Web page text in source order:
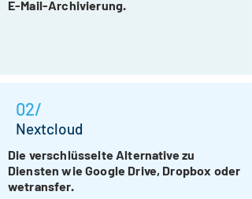
E-Mail-Archivierung.
02/
Nextcloud
Die verschlüsselte Alternative zu
Diensten wie Google Drive, Dropbox oder
wetransfer.